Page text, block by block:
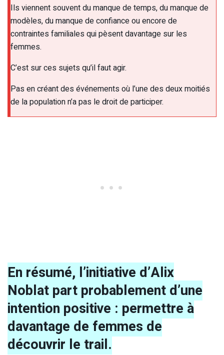
Ils viennent souvent du manque de temps, du manque de
modèles, du manque de confiance ou encore de
contraintes familiales qui pèsent davantage sur les
femmes.
C’est sur ces sujets qu’il faut agir.
Pas en créant des événements où l’une des deux moitiés
de la population n’a pas le droit de participer.
En résumé, l’initiative d’Alix
Noblat part probablement d’une
intention positive : permettre à
davantage de femmes de
découvrir le trail.